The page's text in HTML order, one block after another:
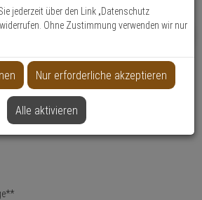
jederzeit über den Link „Datenschutz
Ohne Zustimmung verwenden wir nur
Nur erforderliche akzeptieren
Alle aktivieren